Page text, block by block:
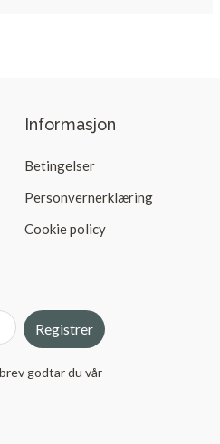
Informasjon
Betingelser
Personvernerklæring
Cookie policy
Registrer
godtar du vår